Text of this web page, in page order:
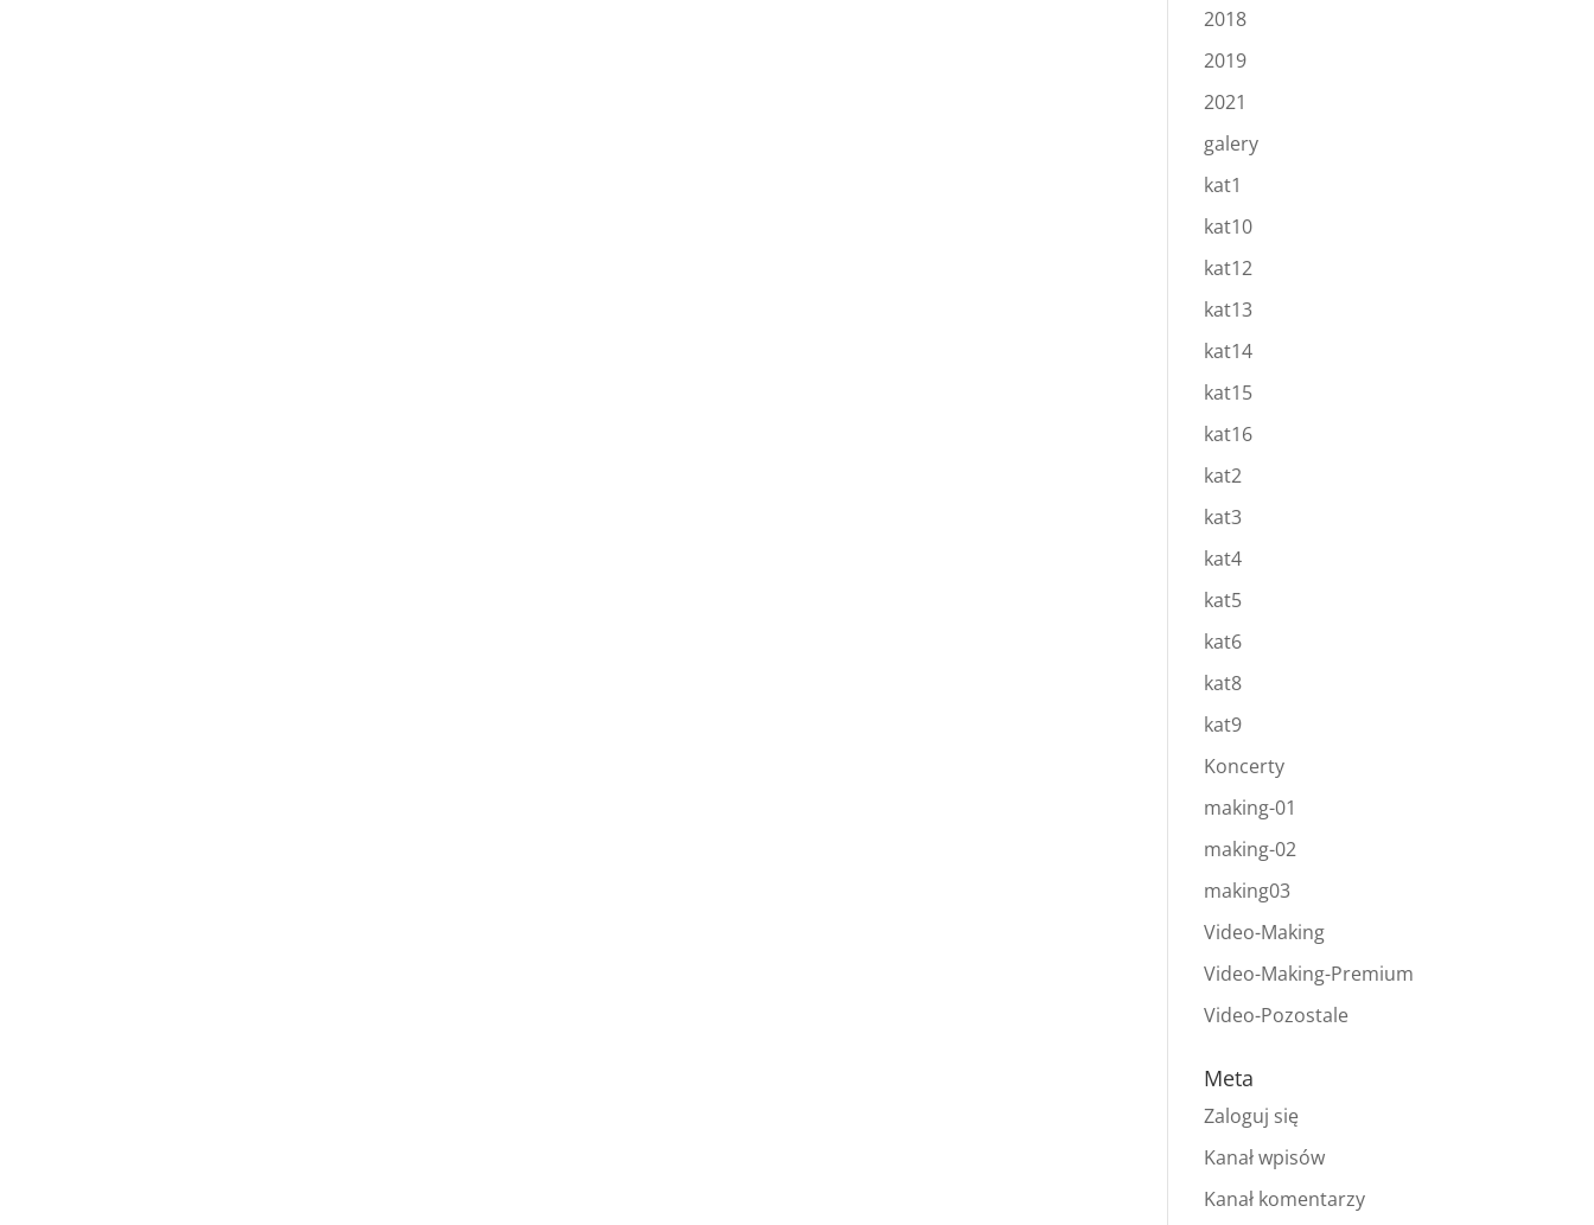
2018
2019
2021
galery
kat1
kat10
kat12
kat13
kat14
kat15
kat16
kat2
kat3
kat4
kat5
kat6
kat8
kat9
Koncerty
making-01
making-02
making03
Video-Making
Video-Making-Premium
Video-Pozostale
Meta
Zaloguj się
Kanał wpisów
Kanał komentarzy